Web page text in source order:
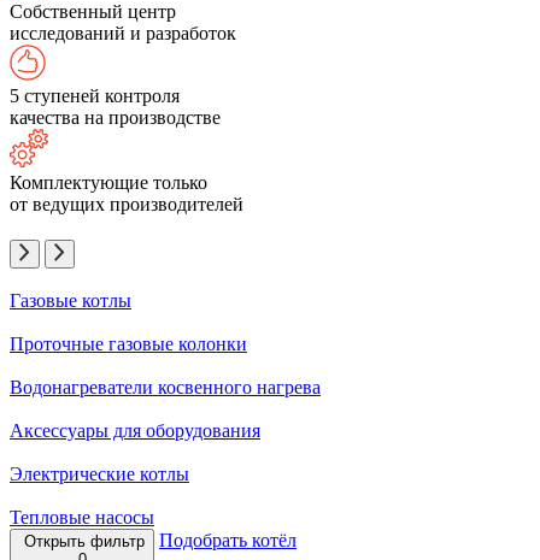
Собственный центр
исследований и разработок
5 ступеней контроля
качества на производстве
Комплектующие только
от ведущих производителей
Газовые котлы
Проточные газовые колонки
Водонагреватели косвенного нагрева
Аксессуары для оборудования
Электрические котлы
Тепловые насосы
Открыть фильтр
Подобрать котёл